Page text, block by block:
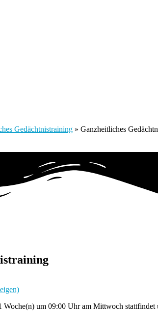
Gedächtnistraining » Ganzheitliches
Woche(n) um 09:00 Uhr am Mittwoch